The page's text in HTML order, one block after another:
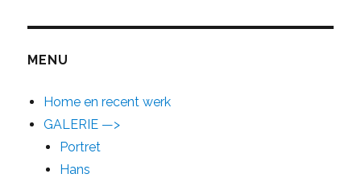
MENU
Home en recent werk
GALERIE —>
Portret
Hans